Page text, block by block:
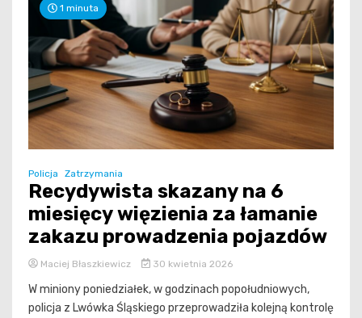
1 minuta
Policja Zatrzymania
Recydywista skazany na 6
miesięcy więzienia za łamanie
zakazu prowadzenia pojazdów
Maciej Błaszkiewicz 30 kwietnia 2026
W miniony poniedziałek, w godzinach popołudniowych,
policja z Lwówka Śląskiego przeprowadziła kolejną kontrolę